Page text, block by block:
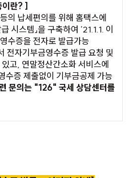
란? ]
의 납세편의를 위해 홈택스에
시스템」을 구축하여 ’21.1.1. 이
수증을 전자로 발급가능
전자기부금영수증 발급 요청 및
고, 연말정산간소화 서비스에
수증 제출없이 기부금공제 가능
문의는 "126" 국세 상담센터를